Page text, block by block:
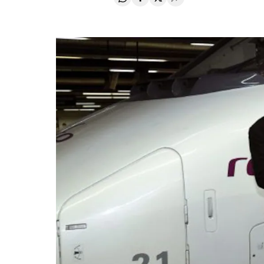
Compartir en Whatsapp
Compartir en Facebook
Compartir en Twitter
Desplegar Redes